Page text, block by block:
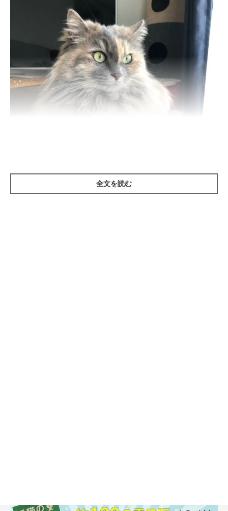
猫はなぜシャンプーを嫌がる？
全文を読む